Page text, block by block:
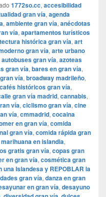
1772so.cc, accesibilidad
gran vía, agenda
, ambiente gran vía, anécdotas
vía, apartamentos turísticos
histórica gran vía, art
gran vía, arte urbano
autobuses gran vía, azoteas
gran vía, bares en gran vía,
vía, broadway madrileño,
cafés históricos gran vía,
gran vía madrid, cannabis,
vía, ciclismo gran vía, cine
vía, cmmadrid, cocaina
en gran vía, comida
gran vía, comida rápida gran
en islandia,
gratis gran vía, copas gran
en gran vía, cosmética gran
Islandesa y REPOBLAR la
gran vía, danza en gran
en gran vía, desayuno